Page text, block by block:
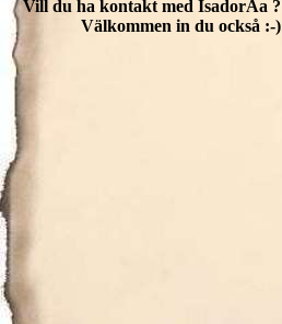
Vill du ha kontakt med IsadorAa ?
Välkommen in du också :-)